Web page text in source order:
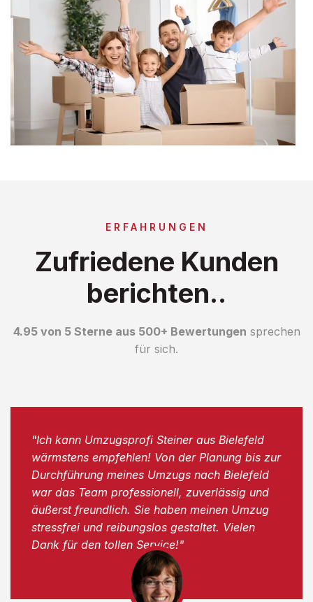
ERFAHRUNGEN
Zufriedene Kunden
berichten..
4.95 von 5 Sterne aus 500+ Bewertungen sprechen
für sich.
"Ich kann Umzugsprofi Steiner aus Bielefeld
wärmstens empfehlen! Von der Planung bis zur
Durchführung meines Umzugs nach Bielefeld
war das Team professionell, zuverlässig und
äußerst freundlich. Sie haben meinen Umzug
stressfrei und reibungslos gestaltet. Vielen
Dank für den tollen Service!"